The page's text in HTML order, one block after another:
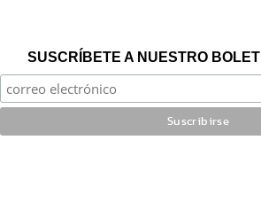
SUSCRÍBETE A NUESTRO